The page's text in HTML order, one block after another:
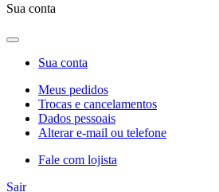
Sua conta
Sua conta
Meus pedidos
Trocas e cancelamentos
Dados pessoais
Alterar e-mail ou telefone
Fale com lojista
Sair